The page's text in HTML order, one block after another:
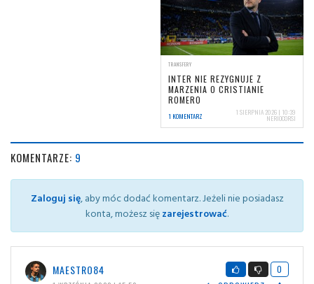
TRANSFERY
INTER NIE REZYGNUJE Z
MARZENIA O CRISTIANIE
ROMERO
1 KOMENTARZ 1 SIERPNIA 2026 | 10:39
NERIOCORSI
KOMENTARZE: 9
Zaloguj się, aby móc dodać komentarz. Jeżeli nie posiadasz
konta, możesz sięzarejestrować.
MAESTRO84
0